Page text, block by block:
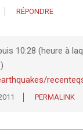
RÉPONDRE
10:28 (heure à
PERMALINK